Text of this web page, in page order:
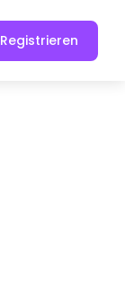
Registrieren